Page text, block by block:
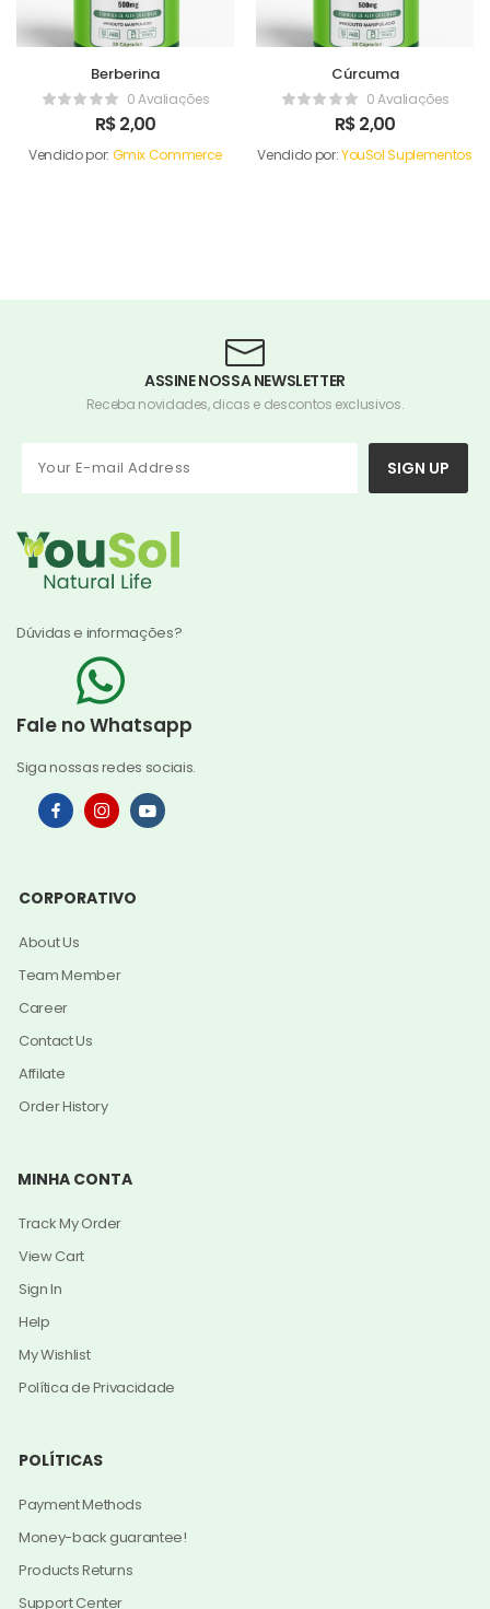
Berberina
0 Avaliações
R$2,00
Vendido por: Gmix Commerce
Cúrcuma
0 Avaliações
R$2,00
Vendido por:YouSol Suplementos
ASSINE NOSSA NEWSLETTER
Receba novidades, dicas e descontos exclusivos.
SIGN UP
Dúvidas e informações?
Fale no Whatsapp
Siga nossas redes sociais.
CORPORATIVO
About Us
Team Member
Career
Contact Us
Affilate
Order History
MINHA CONTA
Track My Order
View Cart
Sign In
Help
My Wishlist
Política de Privacidade
POLÍTICAS
Payment Methods
Money-back guarantee!
Products Returns
Support Center